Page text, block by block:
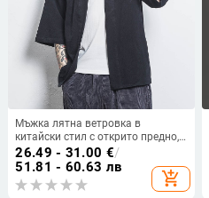
Мъжка лятна ветровка в
китайски стил с открито предно,
свободна кройка, памучно-
ленено смесено платно
26.49 - 31.00 €/
51.81 - 60.63 лв
add_shopping_cart